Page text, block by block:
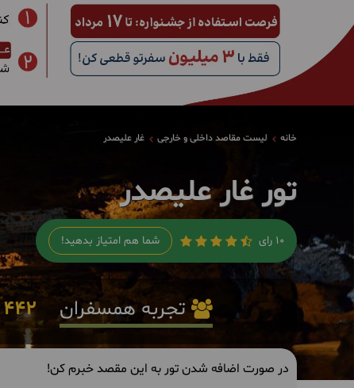
خانه لیست مقاصد داخلی و خارجی غار علیصدر
تور غار علیصدر
10 رای شما هم امتیاز بدهید!
تجربه همسفران 442
در صورت اضافه شدن تور به این مقصد خبرم کن!